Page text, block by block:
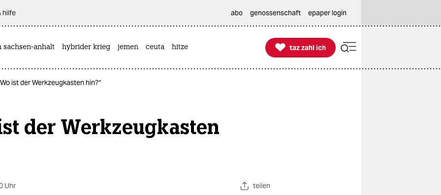
hilfe abo genossenschaft epaper login
sachsen-anhalt hybrider krieg jemen ceuta hitze 
taz zahl ich
taz zahl ich
ist der Werkzeugkasten hin?“
der Werkzeugkasten
Uhr teilen